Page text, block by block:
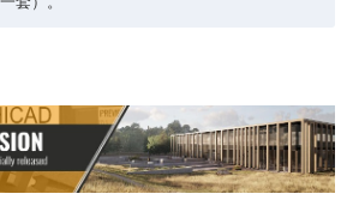
元，现统一纳入VIP专属微课，
购买本站VIP就可以观看本套微
的一个超级增值服务，您只需要